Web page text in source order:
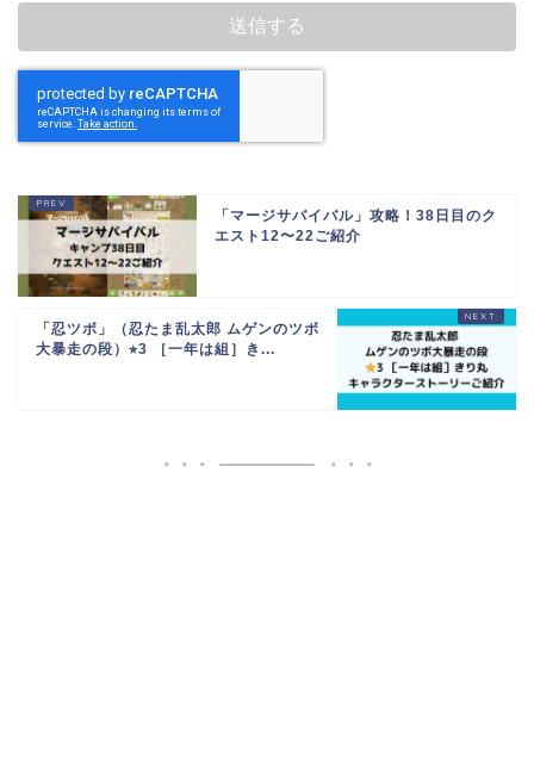
「マージサバイバル」攻略！38日目のク
エスト12〜22ご紹介
「忍ツボ」（忍たま乱太郎 ムゲンのツボ
大暴走の段）⭐︎3 ［一年は組］き...